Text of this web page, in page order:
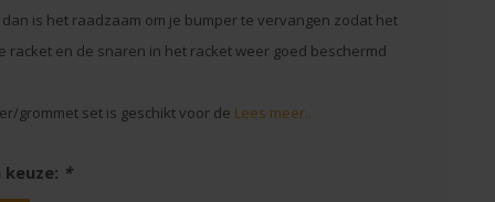
is het raadzaam om je bumper te vervangen zodat het
racket en de snaren in het racket weer goed beschermd
grommet set is geschikt voor de Lees meer..
keuze: *